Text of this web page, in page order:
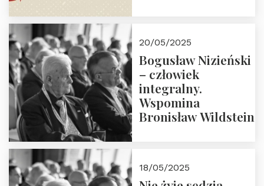
20/05/2025
Bogusław Nizieński
– człowiek
integralny.
Wspomina
Bronisław Wildstein
18/05/2025